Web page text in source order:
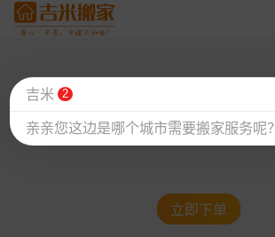
立即下单
吉米 2
亲亲您这边是哪个城市需要搬家服务呢？